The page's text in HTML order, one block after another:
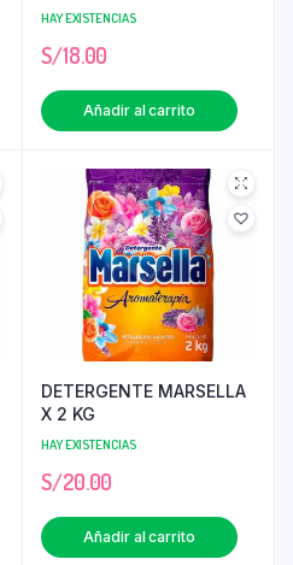
HAY EXISTENCIAS
S/18.00
Añadir al carrito
DETERGENTE MARSELLA
X 2 KG
HAY EXISTENCIAS
S/20.00
Añadir al carrito